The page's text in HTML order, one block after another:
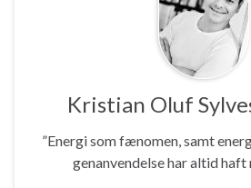
Kristian Oluf
”Energi som fænomen, samt
genanvendelse har altid haft